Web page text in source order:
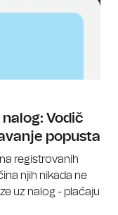
Vodič
popusta
registrovanih
njih nikada ne
uz nalog - plaćaju